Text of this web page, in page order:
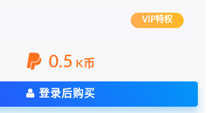
VIP特权
0.5 K币
登录后购买